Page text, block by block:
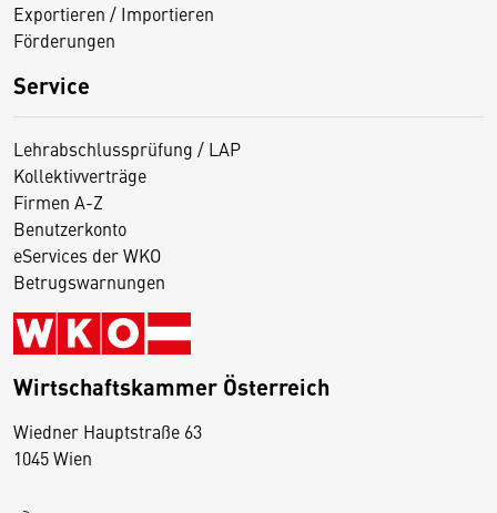
Exportieren / Importieren
Förderungen
Service
Lehrabschlussprüfung / LAP
Kollektivverträge
Firmen A-Z
Benutzerkonto
eServices der WKO
Betrugswarnungen
Wirtschaftskammer Österreich
Wiedner Hauptstraße 63
1045 Wien
D